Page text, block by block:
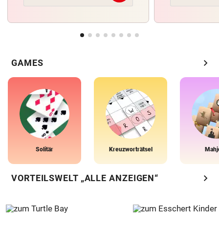
GAMES chevron_right
Solitär Kreuzworträtsel
VORTEILSWELT „ALLE ANZEIGEN“ chevron_right